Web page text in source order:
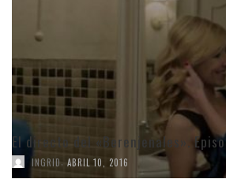
El directo del «Berenjenales».
INGRID ABRIL 10, 2016